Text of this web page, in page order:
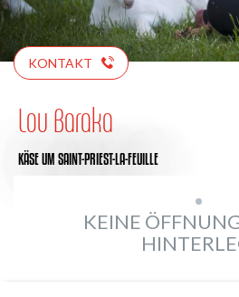
KONTAKT
Lou Baraka
KÄSEUM SAINT-PRIEST-LA-FEUILLE
KEINE